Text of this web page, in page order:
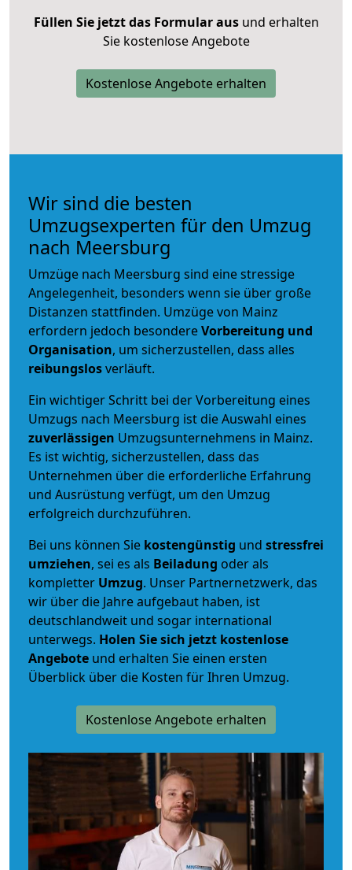
Füllen Sie jetzt das Formular ausund erhalten
Sie kostenlose Angebote
Kostenlose Angebote erhalten
Wir sind die besten
Umzugsexperten für den Umzug
nach Meersburg
Umzüge nach Meersburg sind eine stressige
Angelegenheit, besonders wenn sie über große
Distanzen stattfinden. Umzüge von Mainz
erfordern jedoch besondereVorbereitung und
Organisation, um sicherzustellen, dass alles
reibungslosverläuft.
Ein wichtiger Schritt bei der Vorbereitung eines
Umzugs nach Meersburg ist die Auswahl eines
zuverlässigen Umzugsunternehmens in Mainz.
Es ist wichtig, sicherzustellen, dass das
Unternehmen über die erforderliche Erfahrung
und Ausrüstung verfügt, um den Umzug
erfolgreich durchzuführen.
Bei uns können Sie kostengünstig und stressfrei
umziehen, sei es als Beiladung oder als
kompletter Umzug. Unser Partnernetzwerk, das
wir über die Jahre aufgebaut haben, ist
deutschlandweit und sogar international
unterwegs. Holen Sie sich jetzt kostenlose
Angebote und erhalten Sie einen ersten
Überblick über die Kosten für Ihren Umzug.
Kostenlose Angebote erhalten